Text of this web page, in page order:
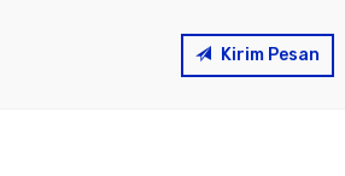
Kirim Pesan